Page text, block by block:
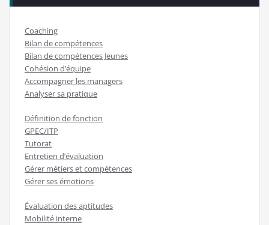
Coaching
Bilan de compétences
Bilan de compétences Jeunes
Cohésion d’équipe
Accompagner les managers
Analyser sa pratique
Définition de fonction
GPEC/ITP
Tutorat
Entretien d’évaluation
Gérer métiers et compétences
Gérer ses émotions
Évaluation des aptitudes
Mobilité interne